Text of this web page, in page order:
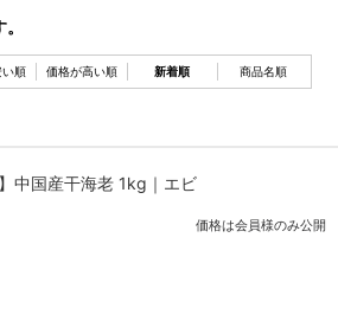
い順 価格が高い順 新着順 商品名順
】中国産干海老 1kg｜エビ
価格は会員様のみ公開